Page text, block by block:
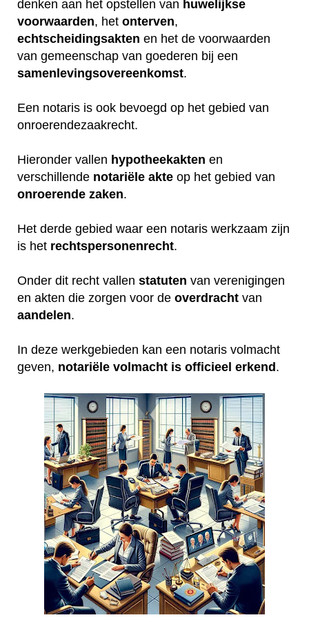
denken aan het opstellen van huwelijkse
voorwaarden, het onterven,
echtscheidingsakten en het de voorwaarden
van gemeenschap van goederen bij een
samenlevingsovereenkomst.
Een notaris is ook bevoegd op het gebied van
onroerendezaakrecht.
Hieronder vallen hypotheekakten en
verschillende notariële akte op het gebied van
onroerende zaken.
Het derde gebied waar een notaris werkzaam zijn
is het rechtspersonenrecht.
Onder dit recht vallen statuten van verenigingen
en akten die zorgen voor de overdracht van
aandelen.
In deze werkgebieden kan een notaris volmacht
geven, notariële volmacht is officieel erkend .